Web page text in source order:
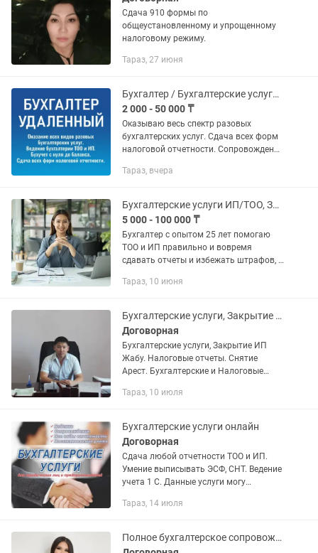
Сдача 910 формы по
общеустановленному и упрощенному
налоговому режиму.
Тараз, 27 июня
Бухгалтер / Бухгалтерские услуги. Консультация по телефону в режиме 16/7
2 000 - 50 000 ₸
Оказываю весь спектр разовых
бухгалтерских услуг. Сдача всех форм
налоговой отчетности. Сопровождение
Бухучет с нуля до баланса. Цена за
Тараз, вчера
Бухгалтерские услуги ИП/ТОО, Закрытие ИП, ЭСФ, СНТ
5 000 - 100 000 ₸
Бухгалтер с опытом 25 лет помогаю
ТОО и ИП правильно и вовремя
сдавать отчеты и избежать штрафов, а
сокращать расходы, оптимизировать
Тараз, 10 июня
Бухгалтерские услуги, Закрытие ИП Жабу. Налоговые отчеты. Снятие Арест.
Договорная
Бухгалтерские услуги, Закрытие ИП
Жабу. Налоговые отчеты. Снятие
Арест. Бухгалтерские и Налоговые
Работаем без выходных с 08.00 до
Тараз, 10 июля
Бухгалтерские услуги онлайн
Договорная
Сдача любой отчетности ТОО и ИП.
Умение выписывать ЭСФ, СНТ. Ведение
учета 1 С. Данные услуги могу
Тараз, 14 июля
Полное бухгалтерское сопровождение ИП/ТОО Налоги Зарплата Отчеты.